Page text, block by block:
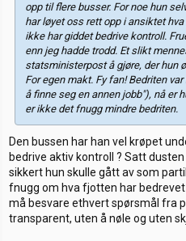
opp til flere busser. For noe hun
har løyet oss rett opp i ansiktet
ikke har giddet bedrive kontroll.
enn jeg hadde trodd. Et slikt
statsministerpost å gjøre, der hun
For egen makt. Fy fan! Bedriten
å finne seg en annen jobb"), nå er
er ikke det fnugg mindre bedriten.
Den bussen har han vel krøpet
bedrive aktiv kontroll ? Satt
sikkert hun skulle gått av som
fnugg om hva fjotten har
må besvare ethvert spørsmål fra
transparent, uten å nøle og uten